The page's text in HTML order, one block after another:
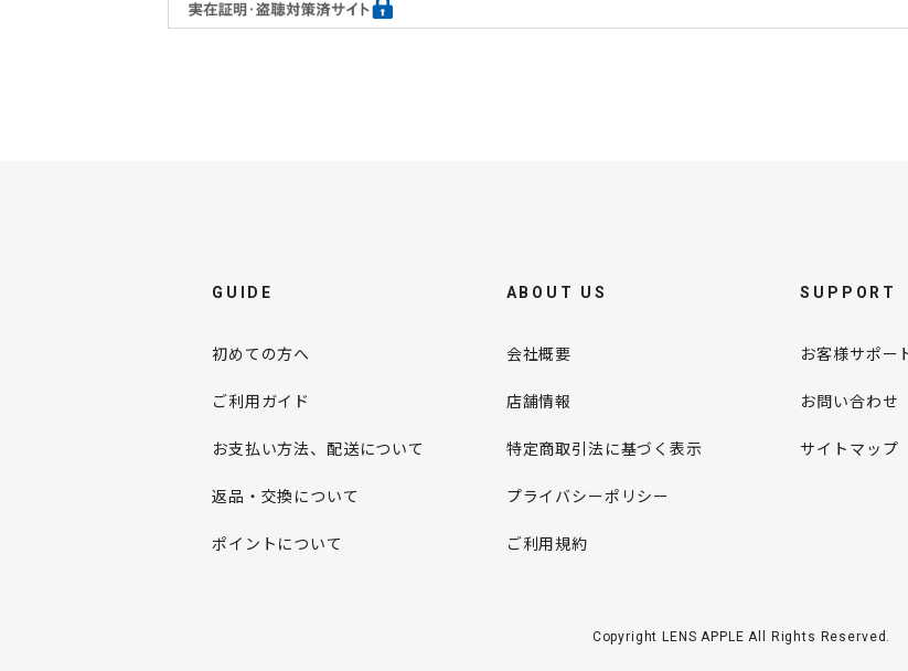
GUIDE
初めての方へ
ご利用ガイド
お支払い方法、配送について
返品・交換について
ポイントについて
ABOUT US
会社概要
店舗情報
特定商取引法に基づく表示
プライバシーポリシー
ご利用規約
SUPPORT
お客様サポー
お問い合わせ
サイトマップ
Copyright LENS APPLE All Rights Reserved.